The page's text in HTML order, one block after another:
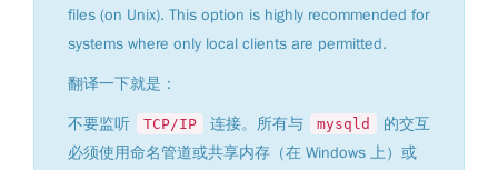
files (on Unix). This option is highly recommended for
systems where only local clients are permitted.
翻译一下就是：
不要监听 TCP/IP 连接。所有与 mysqld
的交互
必须使用命名管道或共享内存（在 Windows 上）或